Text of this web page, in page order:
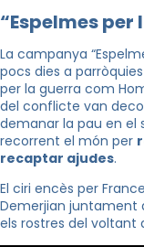
“Espelmes per
La campanya
pocs dies a
per la guerra com
del conflicte van
demanar la pau en el
recorrent el món per
recaptar ajudes.
El ciri encès per
Demerjian juntament
els rostres del voltant